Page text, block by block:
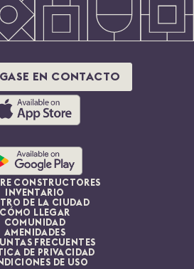
CONSTRUCTORES
INVENTARIO
DE LA CIUDAD
CÓMO LLEGAR
COMUNIDAD
AMENIDADES
FRECUENTES
DE PRIVACIDAD
DE USO
EN CONTACTO